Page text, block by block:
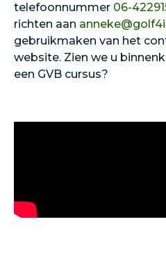
telefoonnummer 06-
richten aan
gebruikmaken van het
website. Zien we u
een GVB cursus?